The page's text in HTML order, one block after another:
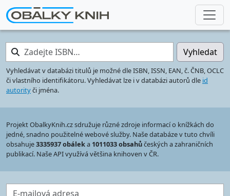
Zadejte ISBN… Vyhledat
Vyhledávat v databázi titulů je možné dle ISBN, ISSN, EAN, č. ČNB, OCLC
či vlastního identifikátoru. Vyhledávat lze i v databázi autorů dle id
autorityči jména.
Projekt ObalkyKnih.cz sdružuje různé zdroje informací o knížkách do
jedné, snadno použitelné webové služby. Naše databáze v tuto chvíli
obsahuje3335937 obáleka 1011033 obsahůčeských a zahraničních
publikací. Naše API využívá většina knihoven v ČR.
E-mailová adresa